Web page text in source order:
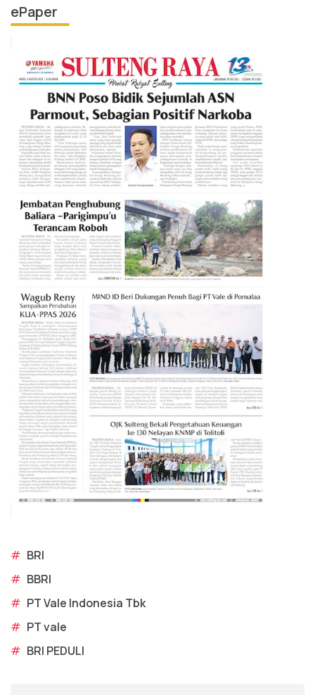
ePaper
# BRI
# BBRI
# PT Vale Indonesia Tbk
# PT vale
# BRI PEDULI